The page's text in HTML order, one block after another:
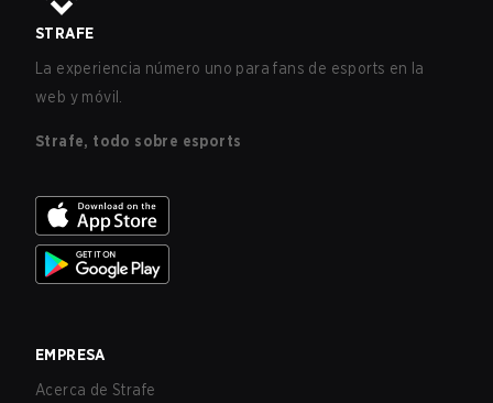
STRAFE
La experiencia número uno para fans de esports en la
web y móvil.
Strafe, todo sobre esports
EMPRESA
Acerca de Strafe